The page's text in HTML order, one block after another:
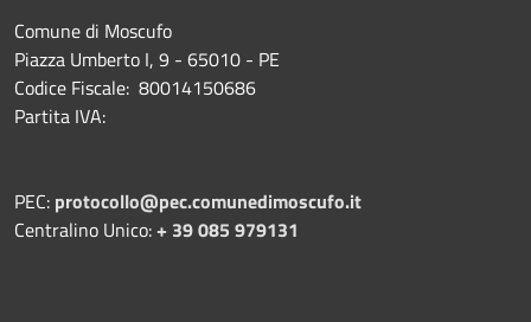
Comune di Moscufo
Piazza Umberto I, 9 - 65010 - PE
Codice Fiscale: 80014150686
Partita IVA:
PEC: protocollo@pec.comunedimoscufo.it
Centralino Unico:+ 39 085 979131